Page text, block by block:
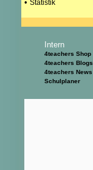
• Statistik
Intern
4teachers Shop
4teachers Blogs
4teachers News
Schulplaner